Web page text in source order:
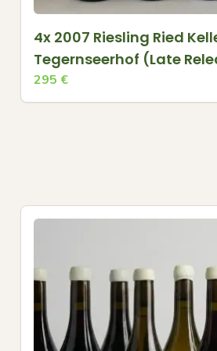
4x 2007 Riesling Ried
Tegernseerhof (Late
295 €